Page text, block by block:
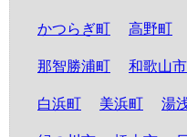
かつらぎ町 高野町
那智勝浦町 和歌山市
白浜町 美浜町 湯